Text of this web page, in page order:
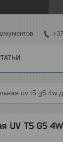
uv t5 g5 4w
UV T5 G5